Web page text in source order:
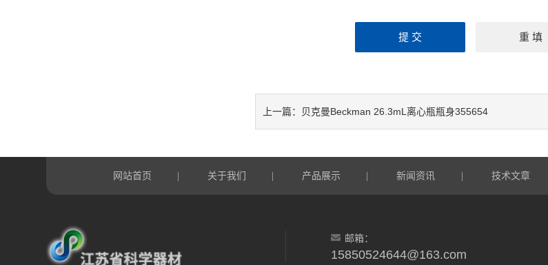
上一篇： 贝克曼Beckman 26.3mL离心瓶瓶身355654
网站首页 关于我们 产品展示 新闻资讯 技术文章
邮箱：
15850524644@163.com